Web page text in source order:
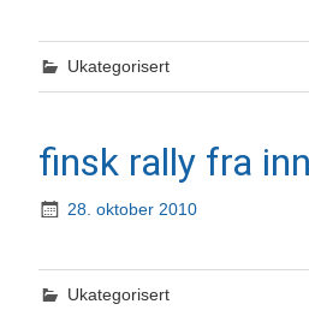
Ukategorisert
finsk rally fra
28. oktober 2010
Ukategorisert